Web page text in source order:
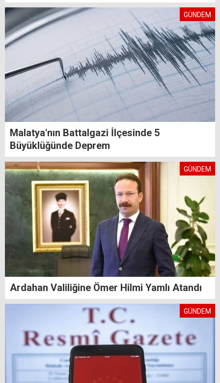
GÜNDEM
Malatya'nın Battalgazi İlçesinde 5
Büyüklüğünde Deprem
GÜNDEM
Ardahan Valiliğine Ömer Hilmi Yamlı Atandı
GÜNDEM